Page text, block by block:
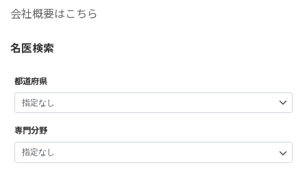
会社概要はこちら
名医検索
都道府県
専門分野